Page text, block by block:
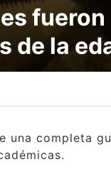
fueron
de la
una completa